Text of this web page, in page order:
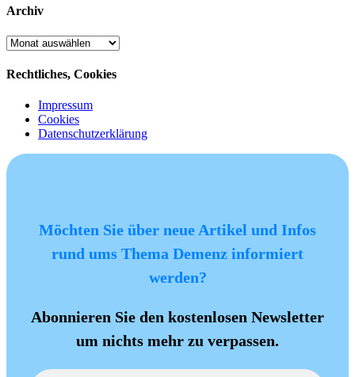
Archiv
Archiv
Rechtliches, Cookies
Impressum
Cookies
Datenschutzerklärung
Möchten Sie über neue Artikel und Infos
rund ums Thema Demenz informiert
werden?
Abonnieren Sie den kostenlosen Newsletter
um nichts mehr zu verpassen.